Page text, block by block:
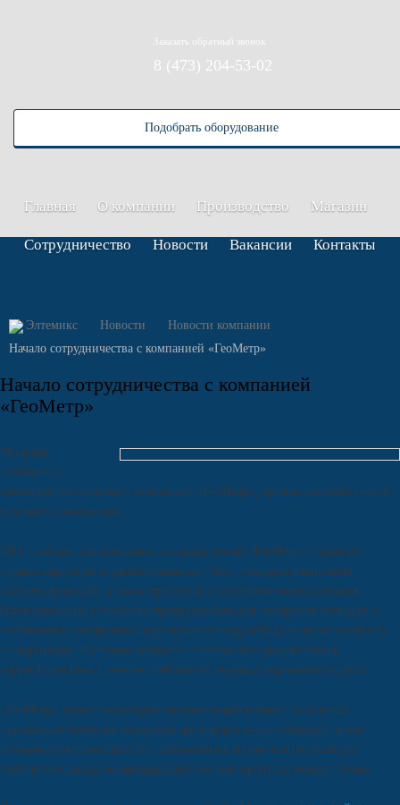
Заказать обратный звонок
8 (473) 204-53-02
Подобрать оборудование
Главная О компании Производство Магазин
Сотрудничество Новости Вакансии Контакты
Элтемикс Новости
Новости компании
Начало сотрудничества с компанией «ГеоМетр»
Начало сотрудничества с компанией
«ГеоМетр»
Мы рады
сообщить о
начале сотрудничества с компанией «ГеоМетр», производителем систем
точечного земледелия.
GPS приборы для измерения площади полей «ГеоМетр» – одни из
лучших приборов в данном сегменте. Они отличаются широким
набором функций, а также простотой и удобством использования.
Навигационные устройства предназначены для измерения площади и
составления электронных карт путем объезда/обхода поля на местности
по периметру. Функциональность системы была разработана и
корректировалась с учетом требований ведущих агрономов отрасли.
«ГеоМетр» также производит системы параллельного вождения,
призванные помогать механизатору в управлении техникой путем
отображения траектории его движения на экране и визуализации
повторного наезда на предыдущий гон или пропуска между гонами.